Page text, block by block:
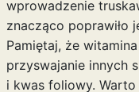
wprowadzenie
znacząco poprawiło
Pamiętaj, że
przyswajanie innych
i kwas foliowy.